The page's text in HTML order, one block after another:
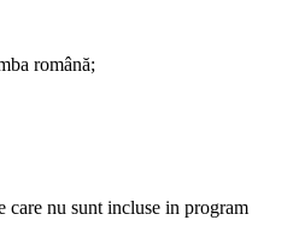
română;
care nu sunt incluse in program